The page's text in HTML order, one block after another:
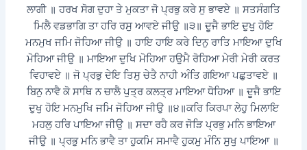
ਲਾਗੀ ॥ ਹਰਖ ਸੋਗ ਦੁਹਾ ਤੇ ਮੁਕਤਾ ਜੋ ਪ੍ਰਭੁ ਕਰੇ ਸੁ ਭਾਵਏ ॥ ਸਤਸੰਗਤਿ
ਮਿਲੈ ਵਡਭਾਗਿ ਤਾ ਹਰਿ ਰਸੁ ਆਵਏ ਜੀਉ ॥੩॥ ਦੂਜੈ ਭਾਇ ਦੁਖੁ ਹੋਇ
ਮਨਮੁਖ ਜਮਿ ਜੋਹਿਆ ਜੀਉ ॥ ਹਾਇ ਹਾਇ ਕਰੇ ਦਿਨੁ ਰਾਤਿ ਮਾਇਆ ਦੁਖਿ
ਮੋਹਿਆ ਜੀਉ ॥ ਮਾਇਆ ਦੁਖਿ ਮੋਹਿਆ ਹਉਮੈ ਰੋਹਿਆ ਮੇਰੀ ਮੇਰੀ ਕਰਤ
ਵਿਹਾਵਏ ॥ ਜੋ ਪ੍ਰਭੁ ਦੇਇ ਤਿਸੁ ਚੇਤੈ ਨਾਹੀ ਅੰਤਿ ਗਇਆ ਪਛੁਤਾਵਏ ॥
ਬਿਨੁ ਨਾਵੈ ਕੋ ਸਾਥਿ ਨ ਚਾਲੈ ਪੁਤ੍ਰ ਕਲਤ੍ਰ ਮਾਇਆ ਧੋਹਿਆ ॥ ਦੂਜੈ ਭਾਇ
ਦੁਖੁ ਹੋਇ ਮਨਮੁਖਿ ਜਮਿ ਜੋਹਿਆ ਜੀਉ ॥੪॥ਕਰਿ ਕਿਰਪਾ ਲੇਹੁ ਮਿਲਾਇ
ਮਹਲੁ ਹਰਿ ਪਾਇਆ ਜੀਉ ॥ ਸਦਾ ਰਹੈ ਕਰ ਜੋੜਿ ਪ੍ਰਭੁ ਮਨਿ ਭਾਇਆ
ਜੀਉ ॥ ਪ੍ਰਭੁ ਮਨਿ ਭਾਵੈ ਤਾ ਹੁਕਮਿ ਸਮਾਵੈ ਹੁਕਮੁ ਮੰਨਿ ਸੁਖੁ ਪਾਇਆ ॥